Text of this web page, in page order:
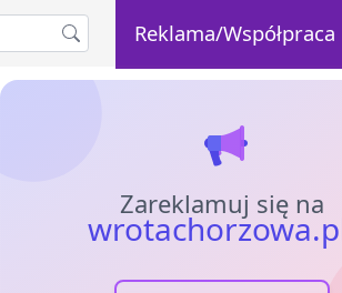
Reklama/Współpraca
Zareklamuj się na